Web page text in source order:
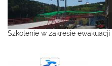
Szkolenie w zakresie ewakuacji